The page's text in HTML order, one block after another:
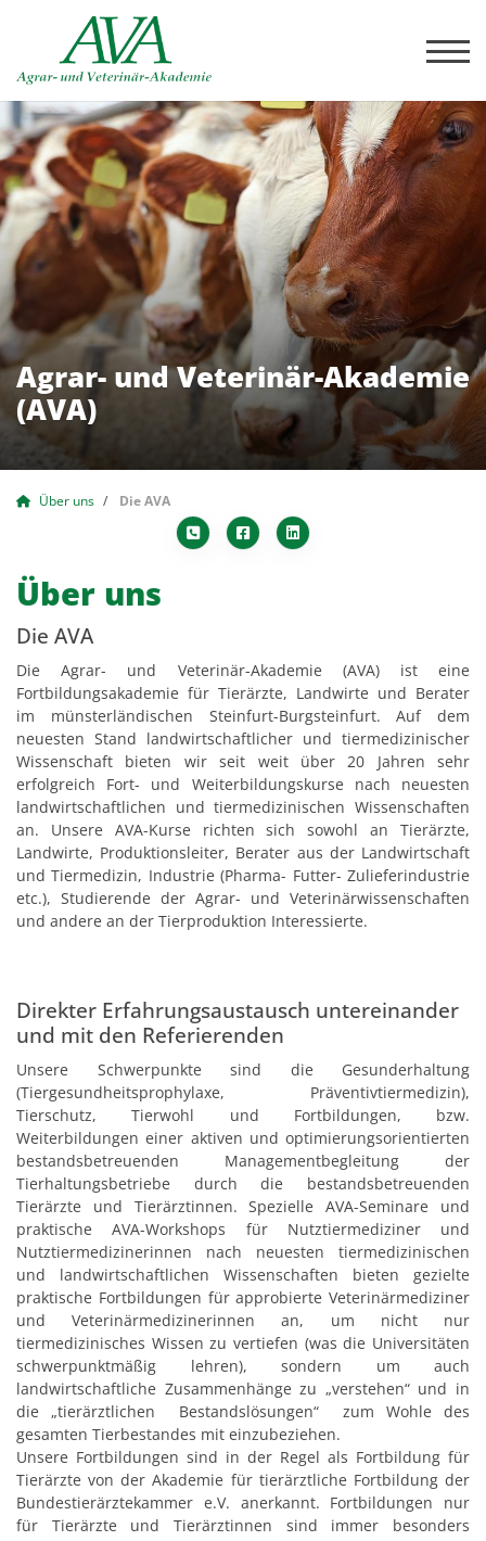
Agrar- und Veterinär-Akademie
(AVA)
Über uns Die AVA
Über uns
Die AVA
Die Agrar- und Veterinär-Akademie (AVA) ist eine
Fortbildungsakademie für Tierärzte, Landwirte und Berater
im münsterländischen Steinfurt-Burgsteinfurt. Auf dem
neuesten Stand landwirtschaftlicher und tiermedizinischer
Wissenschaft bieten wir seit weit über 20 Jahren sehr
erfolgreich Fort- und Weiterbildungskurse nach neuesten
landwirtschaftlichen und tiermedizinischen Wissenschaften
an. Unsere AVA-Kurse richten sich sowohl an Tierärzte,
Landwirte, Produktionsleiter, Berater aus der Landwirtschaft
und Tiermedizin, Industrie (Pharma- Futter- Zulieferindustrie
etc.), Studierende der Agrar- und Veterinärwissenschaften
und andere an der Tierproduktion Interessierte.
Direkter Erfahrungsaustausch untereinander
und mit den Referierenden
Unsere Schwerpunkte sind die Gesunderhaltung
(Tiergesundheitsprophylaxe, Präventivtiermedizin),
Tierschutz, Tierwohl und Fortbildungen, bzw.
Weiterbildungen einer aktiven und optimierungsorientierten
bestandsbetreuenden Managementbegleitung der
Tierhaltungsbetriebe durch die bestandsbetreuenden
Tierärzte und Tierärztinnen. Spezielle AVA-Seminare und
praktische AVA-Workshops für Nutztiermediziner und
Nutztiermedizinerinnen nach neuesten tiermedizinischen
und landwirtschaftlichen Wissenschaften bieten gezielte
praktische Fortbildungen für approbierte Veterinärmediziner
und Veterinärmedizinerinnen an, um nicht nur
tiermedizinisches Wissen zu vertiefen (was die Universitäten
schwerpunktmäßig lehren), sondern um auch
landwirtschaftliche Zusammenhänge zu „verstehen“ und in
die „tierärztlichen Bestandslösungen“ zum Wohle des
gesamten Tierbestandes mit einzubeziehen.
Unsere Fortbildungen sind in der Regel als Fortbildung für
Tierärzte von der Akademie für tierärztliche Fortbildung der
Bundestierärztekammer e.V. anerkannt. Fortbildungen nur
für Tierärzte und Tierärztinnen sind immer besonders